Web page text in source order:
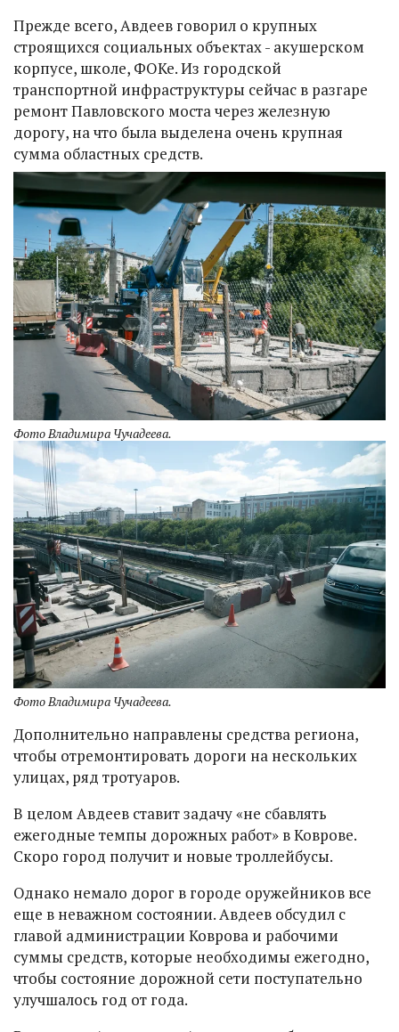
Прежде всего, Авдеев говорил о крупных
строящихся социальных объектах - акушерском
корпусе, школе, ФОКе. Из городской
транспортной инфраструктуры сейчас в разгаре
ремонт Павловского моста через железную
дорогу, на что была выделена очень крупная
сумма областных средств.
Фото Владимира Чучадеева.
Фото Владимира Чучадеева.
Дополнительно направлены средства региона,
чтобы отремонтировать дороги на нескольких
улицах, ряд тротуаров.
В целом Авдеев ставит задачу «не сбавлять
ежегодные темпы дорожных работ» в Коврове.
Скоро город получит и новые троллейбусы.
Однако немало дорог в городе оружейников все
еще в неважном состоянии. Авдеев обсудил с
главой администрации Коврова и рабочими
суммы средств, которые необходимы ежегодно,
чтобы состояние дорожной сети поступательно
улучшалось год от года.